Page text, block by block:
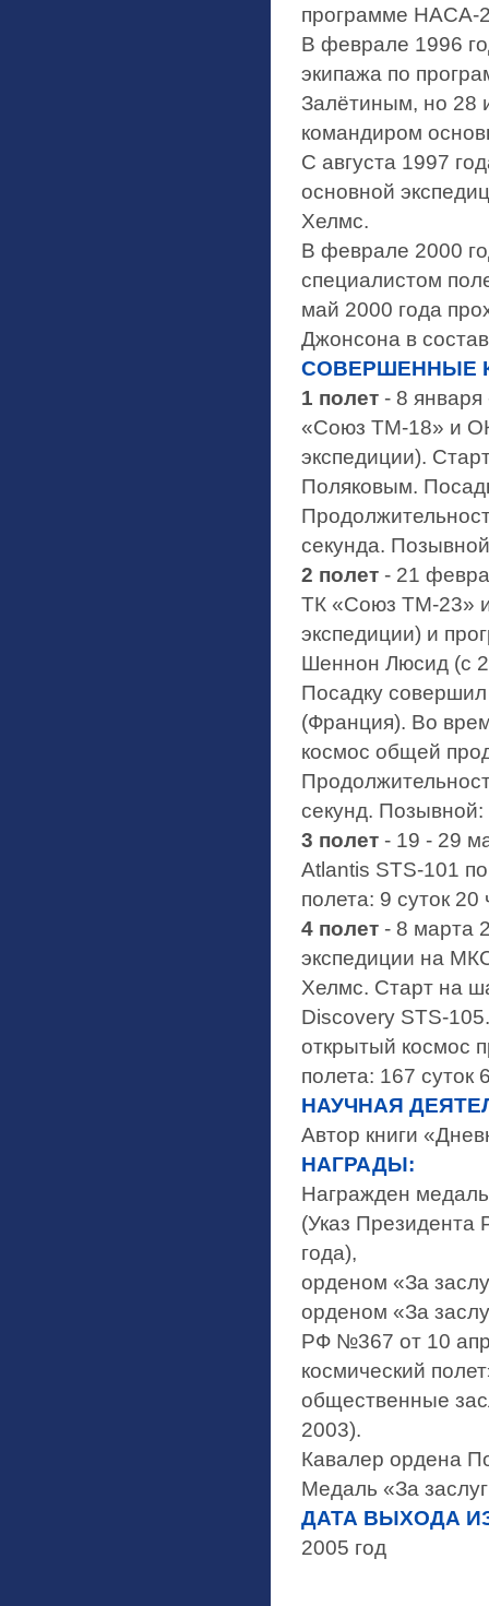
программе НАСА-
В феврале 1996
экипажа по
Залётиным, но 28
командиром
С августа 1997
основной
Хелмс.
В феврале 2000
специалистом
май 2000 года
Джонсона в
СОВЕРШЕННЫЕ
1 полет - 8 января
«Союз ТМ-18» и
экспедиции).
Поляковым.
секунда.
2 полет - 21
ТК «Союз ТМ-23»
экспедиции) и
Шеннон Люсид (с
Посадку
(Франция). Во
космос общей
секунд.
3 полет - 19 - 29
Atlantis STS-101
полета: 9 суток
4 полет - 8 марта
экспедиции на
Хелмс. Старт на
Discovery STS-
открытый космос
полета: 167 суток
НАУЧНАЯ
Автор книги
НАГРАДЫ:
Награжден
(Указ Президента
года),
орденом «За
орденом «За
РФ №367 от 10
космический
общественные
2003).
Кавалер ордена
Медаль «За
ДАТА ВЫХОДА
2005 год